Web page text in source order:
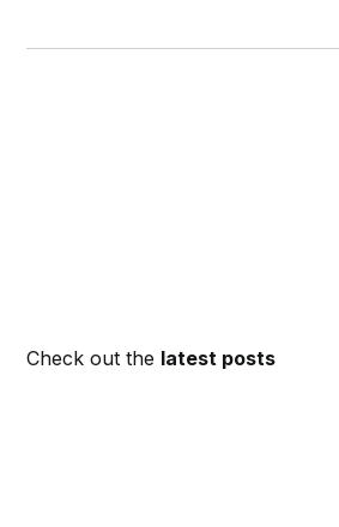
Check out the latest posts